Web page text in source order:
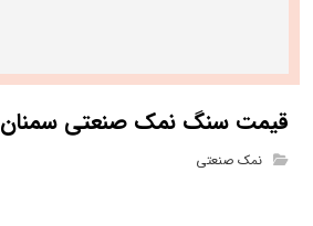
قیمت سنگ نمک صنعتی سمنان
نمک صنعتی